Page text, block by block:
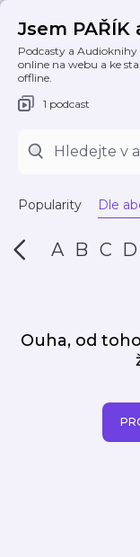
Jsem PAŘÍK
Podcasty a Audioknihy
online na webu a ke
offline.
1 podcast
Popularity Dle
A B C D
Ouha, od